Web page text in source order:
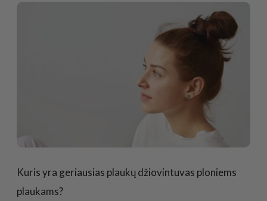
Kuris yra geriausias plaukų džiovintuvas ploniems
plaukams?